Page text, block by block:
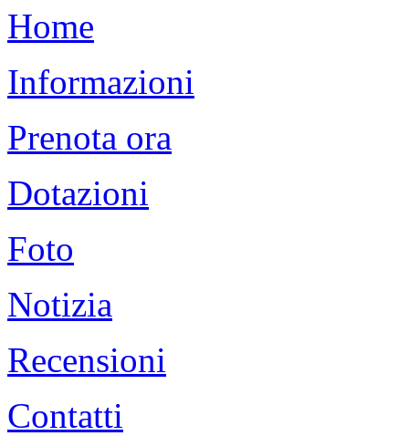
Home
Informazioni
Prenota ora
Dotazioni
Foto
Notizia
Recensioni
Contatti